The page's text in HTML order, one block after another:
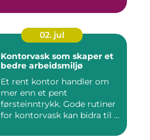
02. jul
Kontorvask som skaper et
bedre arbeidsmiljø
Et rent kontor handler om
mer enn et pent
førsteinntrykk. Gode rutiner
for kontorvask kan bidra til ...